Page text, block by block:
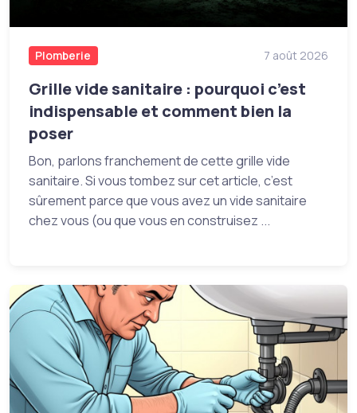
Plomberie 7 août 2026
Grille vide sanitaire : pourquoi c’est
indispensable et comment bien la
poser
Bon, parlons franchement de cette grille vide
sanitaire. Si vous tombez sur cet article, c’est
sûrement parce que vous avez un vide sanitaire
chez vous (ou que vous en construisez ...